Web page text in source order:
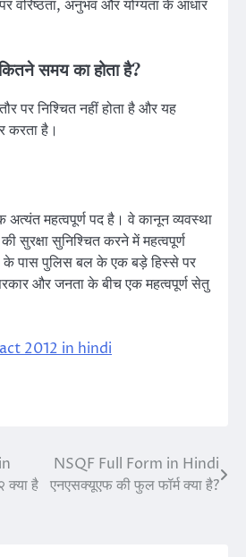
वरिष्ठता, अनुभव और योग्यता के आधार
समय का होता है?
पर निश्चित नहीं होता है और यह
करता है।
महत्वपूर्ण पद है। वे कानून व्यवस्था
सुरक्षा सुनिश्चित करने में महत्वपूर्ण
के पास पुलिस बल के एक बड़े हिस्से पर
और जनता के बीच एक महत्वपूर्ण सेतु
2012 in hindi
क्या है
NSQF Full Form in Hindi
एनएसक्यूएफ की फुल फॉर्म क्या है?